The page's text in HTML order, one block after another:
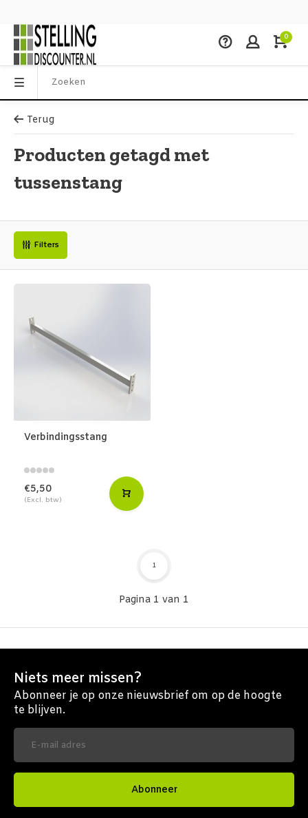
0
Terug
Producten getagd met
tussenstang
Filters
Verbindingsstang
€5,50
(Excl. btw)
Pagina 1 van 1
1
Niets meer missen?
Abonneer je op onze nieuwsbrief om op de hoogte
te blijven.
Abonneer